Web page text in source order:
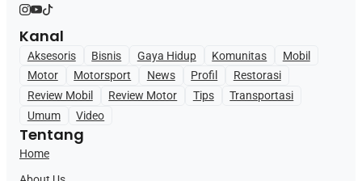
Kanal
Aksesoris Bisnis Gaya Hidup Komunitas
Mobil
Motor
Motorsport News Profil
Restorasi
Review Mobil
Review Motor Tips
Transportasi
Umum
Video
Tentang
Home